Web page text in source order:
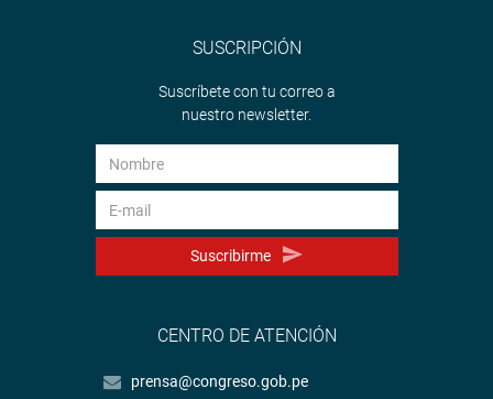
SUSCRIPCIÓN
Suscríbete con tu correo a
nuestro newsletter.
Suscribirme
CENTRO DE ATENCIÓN
prensa@congreso.gob.pe